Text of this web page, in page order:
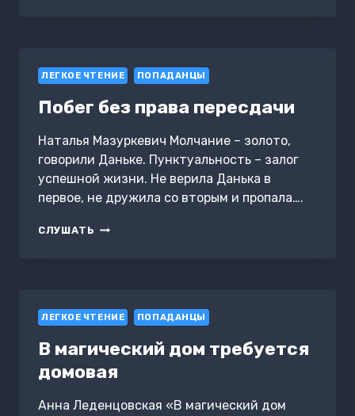
ЛЕГКОЕ ЧТЕНИЕ ПОПАДАНЦЫ
Побег без права пересдачи
Наталья Мазуркевич Молчание – золото,
говорили Даньке. Пунктуальность – залог
успешной жизни. Не верила Данька в
первое, не дружила со вторым и пропала….
СЛУШАТЬ ПОБЕГ
ЛЕГКОЕ ЧТЕНИЕ ПОПАДАНЦЫ
В магический дом требуется
домовая
Анна Леденцовская «В магический дом